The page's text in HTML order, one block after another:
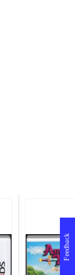
Feedback